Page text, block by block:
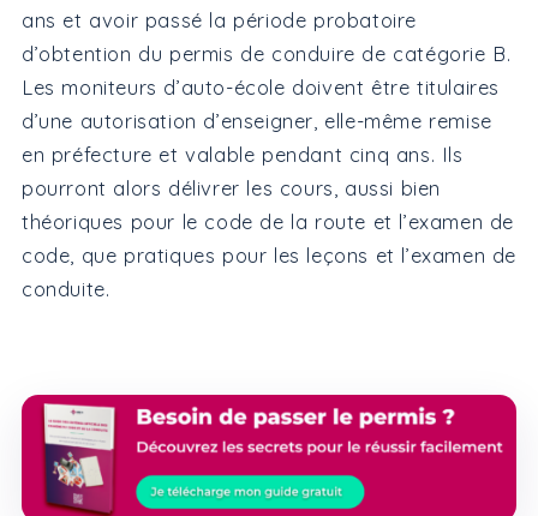
ans et avoir passé la période probatoire
d’obtention du permis de conduire de catégorie B.
Les moniteurs d’auto-école doivent être titulaires
d’une autorisation d’enseigner, elle-même remise
en préfecture et valable pendant cinq ans. Ils
pourront alors délivrer les cours, aussi bien
théoriques pour le code de la route et l’examen de
code, que pratiques pour les leçons et l’examen de
conduite.